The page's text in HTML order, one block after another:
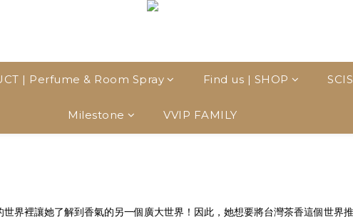
| Perfume & Room Spray Find us | SHOP
Milestone VVIP FAMILY
界裡讓她了解到香氣的另一個廣大世界！因此，她想要將台灣茶香這個世界